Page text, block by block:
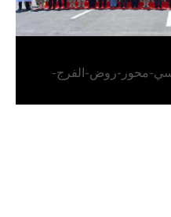
محور-روض-الفرج-